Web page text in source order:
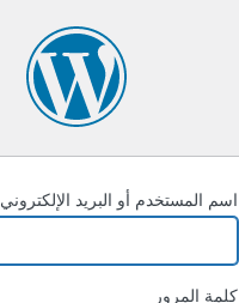
اسم المستخدم أو البريد الإلكتروني
كلمة المرور